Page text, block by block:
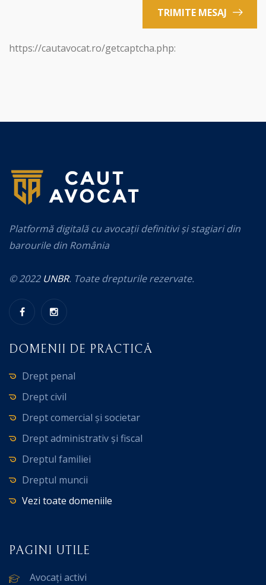
TRIMITE MESAJ
https://cautavocat.ro/getcaptcha.php:
Platformă digitală cu avocații definitivi și stagiari din
barourile din România
© 2022 UNBR. Toate drepturile rezervate.
DOMENII DE PRACTICĂ
Drept penal
Drept civil
Drept comercial și societar
Drept administrativ și fiscal
Dreptul familiei
Dreptul muncii
Vezi toate domeniile
PAGINI UTILE
Avocați activi